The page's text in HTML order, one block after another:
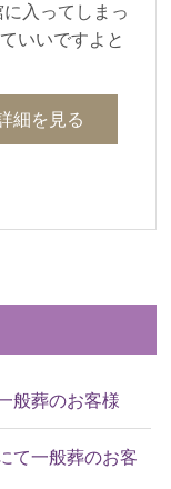
入ってしまっ
いいですよと
細を見る
般葬のお客様
て一般葬のお客